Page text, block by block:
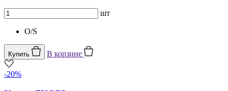
шт
O/S
Купить В корзине
-20%